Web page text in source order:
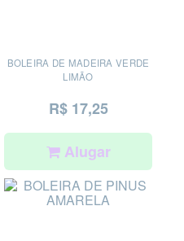
BOLEIRA DE MADEIRA VERDE
LIMÃO
R$ 17,25
Alugar